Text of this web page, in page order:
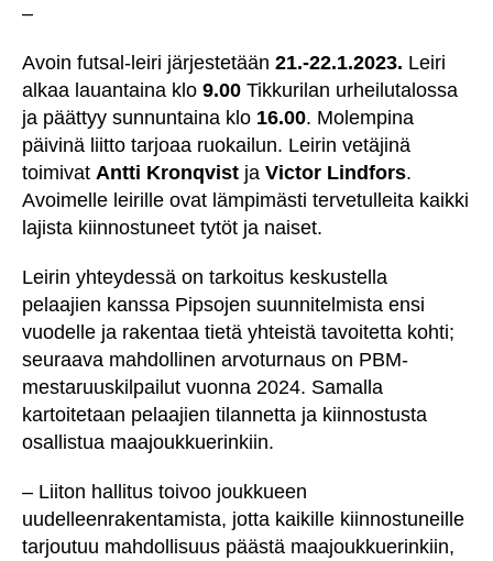
–
Avoin futsal-leiri järjestetään 21.-22.1.2023. Leiri
alkaa lauantaina klo 9.00 Tikkurilan urheilutalossa
ja päättyy sunnuntaina klo 16.00. Molempina
päivinä liitto tarjoaa ruokailun. Leirin vetäjinä
toimivat Antti Kronqvist ja Victor Lindfors.
Avoimelle leirille ovat lämpimästi tervetulleita kaikki
lajista kiinnostuneet tytöt ja naiset.
Leirin yhteydessä on tarkoitus keskustella
pelaajien kanssa Pipsojen suunnitelmista ensi
vuodelle ja rakentaa tietä yhteistä tavoitetta kohti;
seuraava mahdollinen arvoturnaus on PBM-
mestaruuskilpailut vuonna 2024. Samalla
kartoitetaan pelaajien tilannetta ja kiinnostusta
osallistua maajoukkuerinkiin.
– Liiton hallitus toivoo joukkueen
uudelleenrakentamista, jotta kaikille kiinnostuneille
tarjoutuu mahdollisuus päästä maajoukkuerinkiin,